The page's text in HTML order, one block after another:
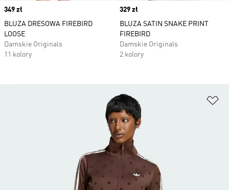
Price
349 zł
BLUZA DRESOWA FIREBIRD
LOOSE
Damskie Originals
11 kolory
Price
329 zł
BLUZA SATIN SNAKE PRINT
FIREBIRD
Damskie Originals
2 kolory